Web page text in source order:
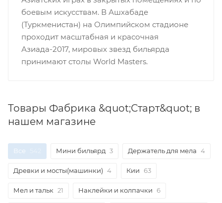
боевым искусствам. В Ашхабаде
(Туркменистан) на Олимпийском стадионе
проходит масштабная и красочная
Азиада-2017, мировых звезд бильярда
принимают столы World Masters.
Товары Фабрика &quot;Старт&quot; в
нашем магазине
Все Мини бильярд 3 Держатель для мела 4
Древки и мосты(машинки) 4 Кии 63
Мел и тальк 21 Наклейки и колпачки 6